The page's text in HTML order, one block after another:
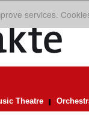
services.
Theatre